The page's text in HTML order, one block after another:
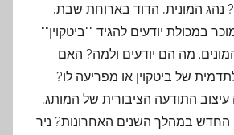
נהג המונית, הדוד בארוחת שבת,
במכולת יודעים להגיד ""ביטקוין""
מה הם יודעים ולמה? האם
של ביטקוין או מפריעה לו?
התודעה הציבורית של המותג,
החדש במהלך השנים האחרונות? ניר